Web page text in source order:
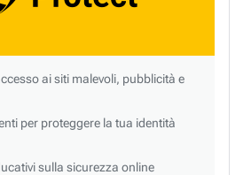
ai siti malevoli, pubblicità e
per proteggere la tua identità
sulla sicurezza online